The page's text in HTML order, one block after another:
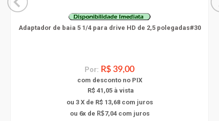
Adaptador de baia 5 1/4 para drive HD de 2,5 polegadas#30
Por: R$ 39,00
com desconto no PIX
R$ 41,05 à vista
ou 3 X de R$ 13,68com juros
ou 6x de R$7,04com juros